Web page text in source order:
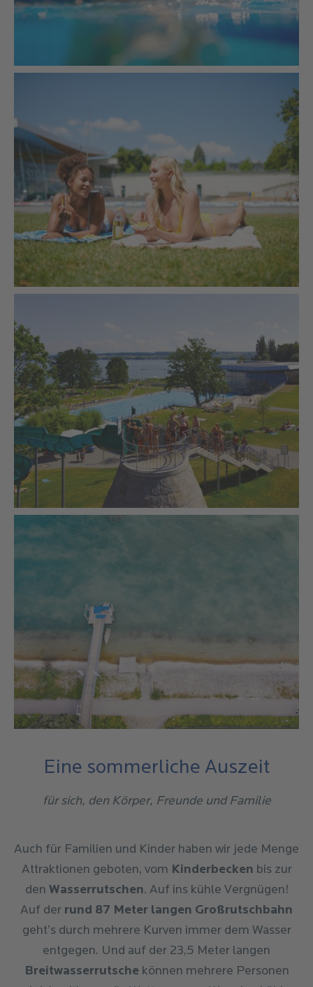
Eine sommerliche Auszeit
für sich, den Körper, Freunde und Familie
Auch für Familien und Kinder haben wir jede Menge
Attraktionen geboten, vom Kinderbecken bis zur
den Wasserrutschen. Auf ins kühle Vergnügen!
Auf der rund 87 Meter langen Großrutschbahn
geht’s durch mehrere Kurven immer dem Wasser
entgegen. Und auf der 23,5 Meter langen
Breitwasserrutschekönnen mehrere Personen